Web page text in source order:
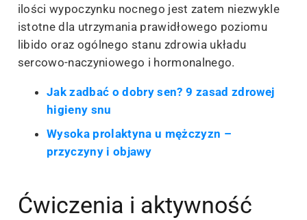
ilości wypoczynku nocnego jest zatem niezwykle
istotne dla utrzymania prawidłowego poziomu
libido oraz ogólnego stanu zdrowia układu
sercowo-naczyniowego i hormonalnego.
Jak zadbać o dobry sen? 9 zasad zdrowej
higieny snu
Wysoka prolaktyna u mężczyzn –
przyczyny i objawy
Ćwiczenia i aktywność